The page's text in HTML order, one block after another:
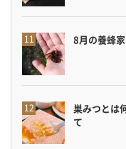
8月の養蜂
巣みつとは
て